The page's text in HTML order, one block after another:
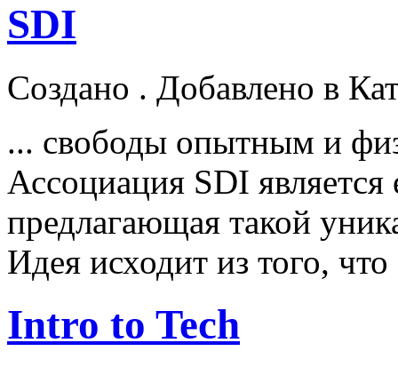
SDI
Создано . Добавлено в
... свободы опытным и
Ассоциация SDI
предлагающая такой
Идея исходит из того,
Intro to Tech